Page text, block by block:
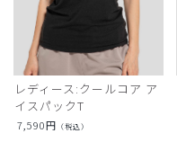
レディース:クールコア ア
イスパックT
7,590円 （税込）